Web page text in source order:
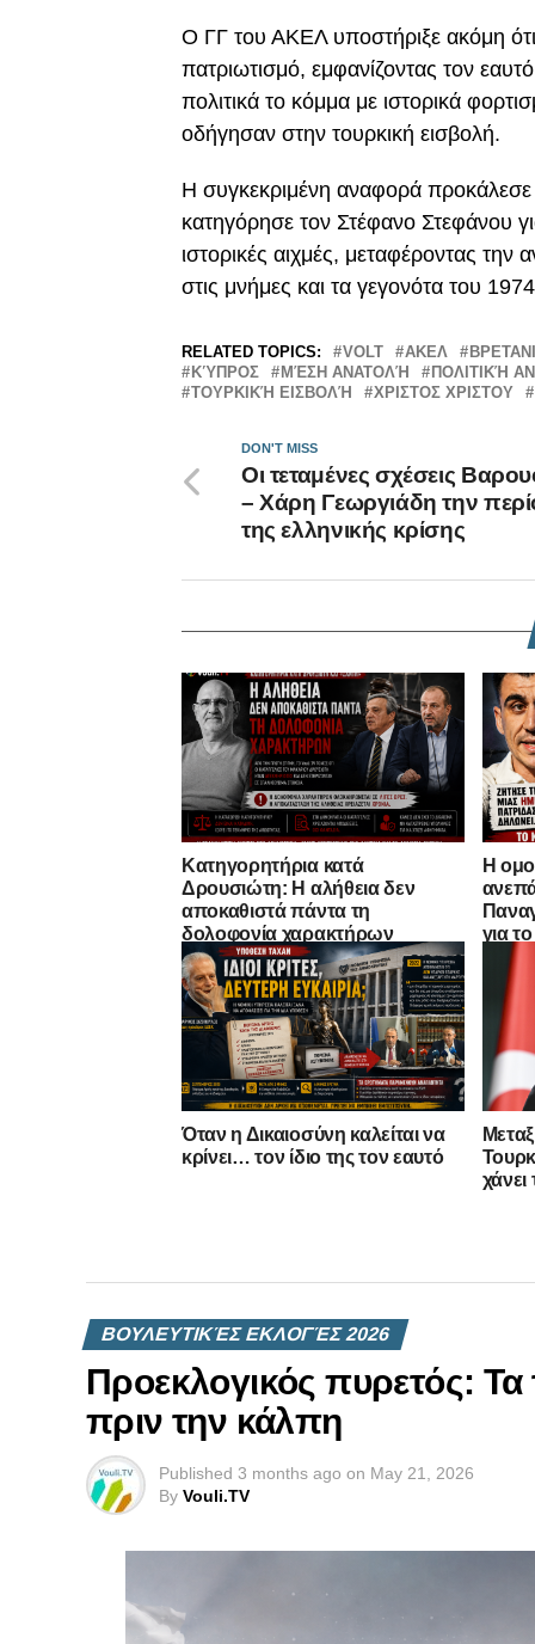
Ο ΓΓ του ΑΚΕΛ υποστήριξε ακόμη
πατριωτισμό, εμφανίζοντας τον
πολιτικά το κόμμα με ιστορικά
οδήγησαν στην τουρκική εισβολή.
Η συγκεκριμένη αναφορά προκάλεσε
κατηγόρησε τον Στέφανο Στεφάνου
ιστορικές αιχμές, μεταφέροντας την
στις μνήμες και τα γεγονότα του
RELATED TOPICS: VOLT ΑΚΕΛ
ΚΎΠΡΟΣ
ΜΈΣΗ ΑΝΑΤΟΛΉ
ΠΟΛΙΤΙΚΉ
ΤΟΥΡΚΙΚΉ ΕΙΣΒΟΛΉ
ΧΡΙΣΤΟΣ ΧΡΙΣΤΟΥ
DON'T MISS
Οι τεταμένες σχέσεις
– Χάρη Γεωργιάδη την
της ελληνικής κρίσης
Κατηγορητήρια κατά
Δρουσιώτη: Η αλήθεια δεν
αποκαθιστά πάντα τη
δολοφονία χαρακτήρων
Η
για
Όταν η Δικαιοσύνη καλείται να
κρίνει… τον ίδιο της τον εαυτό
χάνει
ΒΟΥΛΕΥΤΙΚΈΣ ΕΚΛΟΓΈΣ 2026
Προεκλογικός πυρετός: Τα
πριν την κάλπη
Published 3 months ago on May 21, 2026
By Vouli.TV